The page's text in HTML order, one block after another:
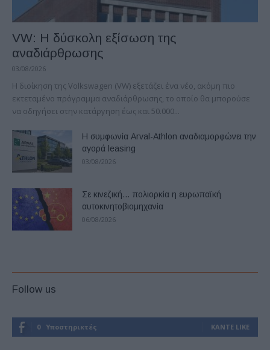
VW: Η δύσκολη εξίσωση της
αναδιάρθρωσης
03/08/2026
Η διοίκηση της Volkswagen (VW) εξετάζει ένα νέο, ακόμη πιο
εκτεταμένο πρόγραμμα αναδιάρθρωσης, το οποίο θα μπορούσε
να οδηγήσει στην κατάργηση έως και 50.000...
Η συμφωνία Arval-Athlon αναδιαμορφώνει την
αγορά leasing
03/08/2026
Σε κινεζική… πολιορκία η ευρωπαϊκή
αυτοκινητοβιομηχανία
06/08/2026
Follow us
0 Υποστηρικτές ΚΆΝΤΕ LIKE